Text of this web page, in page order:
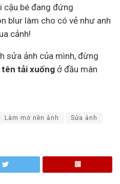
cậu bé đang đứng
blur làm cho có vẻ như anh
cảnh!
sửa ảnh của mình, đừng
tên tải xuống ở đầu màn
Làm mờ nền ảnh Sửa ảnh